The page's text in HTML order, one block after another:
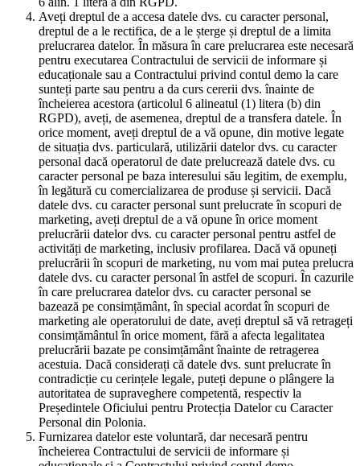
Aveți dreptul de a accesa datele dvs. cu caracter personal,
dreptul de a le rectifica, de a le șterge și dreptul de a limita
prelucrarea datelor. În măsura în care prelucrarea este necesară
pentru executarea Contractului de servicii de informare și
educaționale sau a Contractului privind contul demo la care
sunteți parte sau pentru a da curs cererii dvs. înainte de
încheierea acestora (articolul 6 alineatul (1) litera (b) din
RGPD), aveți, de asemenea, dreptul de a transfera datele. În
orice moment, aveți dreptul de a vă opune, din motive legate
de situația dvs. particulară, utilizării datelor dvs. cu caracter
personal dacă operatorul de date prelucrează datele dvs. cu
caracter personal pe baza interesului său legitim, de exemplu,
în legătură cu comercializarea de produse și servicii. Dacă
datele dvs. cu caracter personal sunt prelucrate în scopuri de
marketing, aveți dreptul de a vă opune în orice moment
prelucrării datelor dvs. cu caracter personal pentru astfel de
activități de marketing, inclusiv profilarea. Dacă vă opuneți
prelucrării în scopuri de marketing, nu vom mai putea prelucra
datele dvs. cu caracter personal în astfel de scopuri. În cazurile
în care prelucrarea datelor dvs. cu caracter personal se
bazează pe consimțământ, în special acordat în scopuri de
marketing ale operatorului de date, aveți dreptul să vă retrageți
consimțământul în orice moment, fără a afecta legalitatea
prelucrării bazate pe consimțământ înainte de retragerea
acestuia. Dacă considerați că datele dvs. sunt prelucrate în
contradicție cu cerințele legale, puteți depune o plângere la
autoritatea de supraveghere competentă, respectiv la
Președintele Oficiului pentru Protecția Datelor cu Caracter
Personal din Polonia.
Furnizarea datelor este voluntară, dar necesară pentru
încheierea Contractului de servicii de informare și